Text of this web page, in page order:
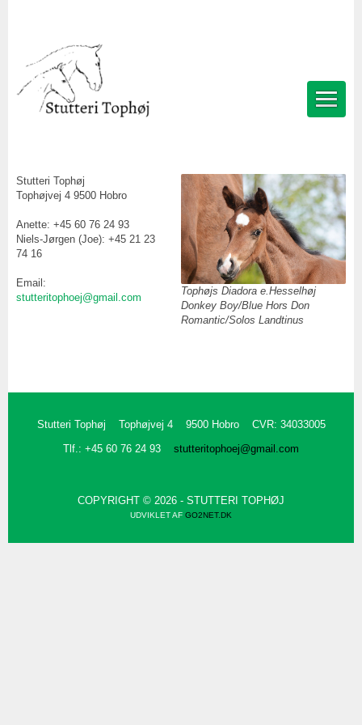
Tophøjs Diadora e.Hesselhøj
Donkey Boy/Blue Hors Don
Romantic/Solos Landtinus
Stutteri Tophøj
Tophøjvej 4 9500 Hobro
Anette: +45 60 76 24 93
Niels-Jørgen (Joe): +45 21 23
74 16
Email:
stutteritophoej@gmail.com
Stutteri Tophøj Tophøjvej 4 9500 Hobro
CVR: 34033005
Tlf.: +45 60 76 24 93
stutteritophoej@gmail.com
COPYRIGHT © 2026 - STUTTERI TOPHØJ
UDVIKLET AF GO2NET.DK